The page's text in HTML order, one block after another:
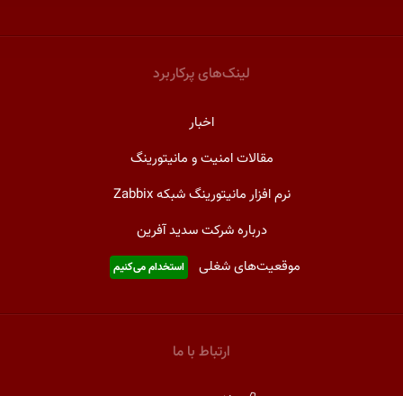
لینک‌های پر‌کاربرد
اخبار
مقالات امنیت و مانیتورینگ
نرم افزار مانیتورینگ شبکه Zabbix
درباره شرکت سدید آفرین
موقعیت‌های شغلی
استخدام ‌می‌کنیم
ارتباط با ما